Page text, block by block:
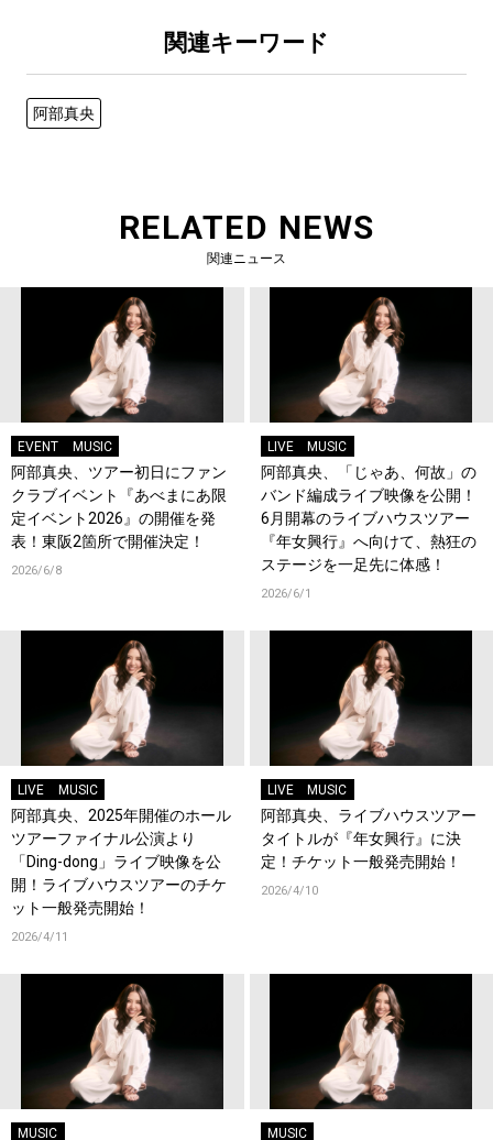
関連キーワード
阿部真央
RELATED NEWS
関連ニュース
EVENT MUSIC
阿部真央、ツアー初日にファン
クラブイベント『あべまにあ限
定イベント2026』の開催を発
表！東阪2箇所で開催決定！
2026/6/8
LIVE MUSIC
阿部真央、「じゃあ、何故」の
バンド編成ライブ映像を公開！
6月開幕のライブハウスツアー
『年女興行』へ向けて、熱狂の
ステージを一足先に体感！
2026/6/1
LIVE MUSIC
阿部真央、2025年開催のホール
ツアーファイナル公演より
「Ding-dong」ライブ映像を公
開！ライブハウスツアーのチケ
ット一般発売開始！
2026/4/11
LIVE MUSIC
阿部真央、ライブハウスツアー
タイトルが『年女興行』に決
定！チケット一般発売開始！
2026/4/10
MUSIC MUSIC